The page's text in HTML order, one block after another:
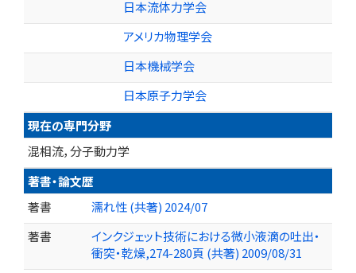
日本流体力学会
アメリカ物理学会
日本機械学会
日本原子力学会
現在の専門分野
混相流，分子動力学
著書・論文歴
著書
濡れ性 (共著) 2024/07
著書
インクジェット技術における微小液滴の吐出・
衝突・乾燥,274-280頁 (共著) 2009/08/31